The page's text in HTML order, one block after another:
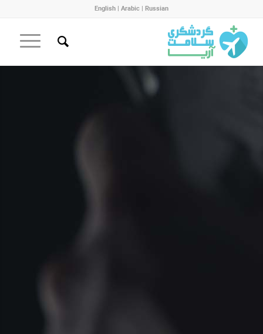
English | Arabic | Russian